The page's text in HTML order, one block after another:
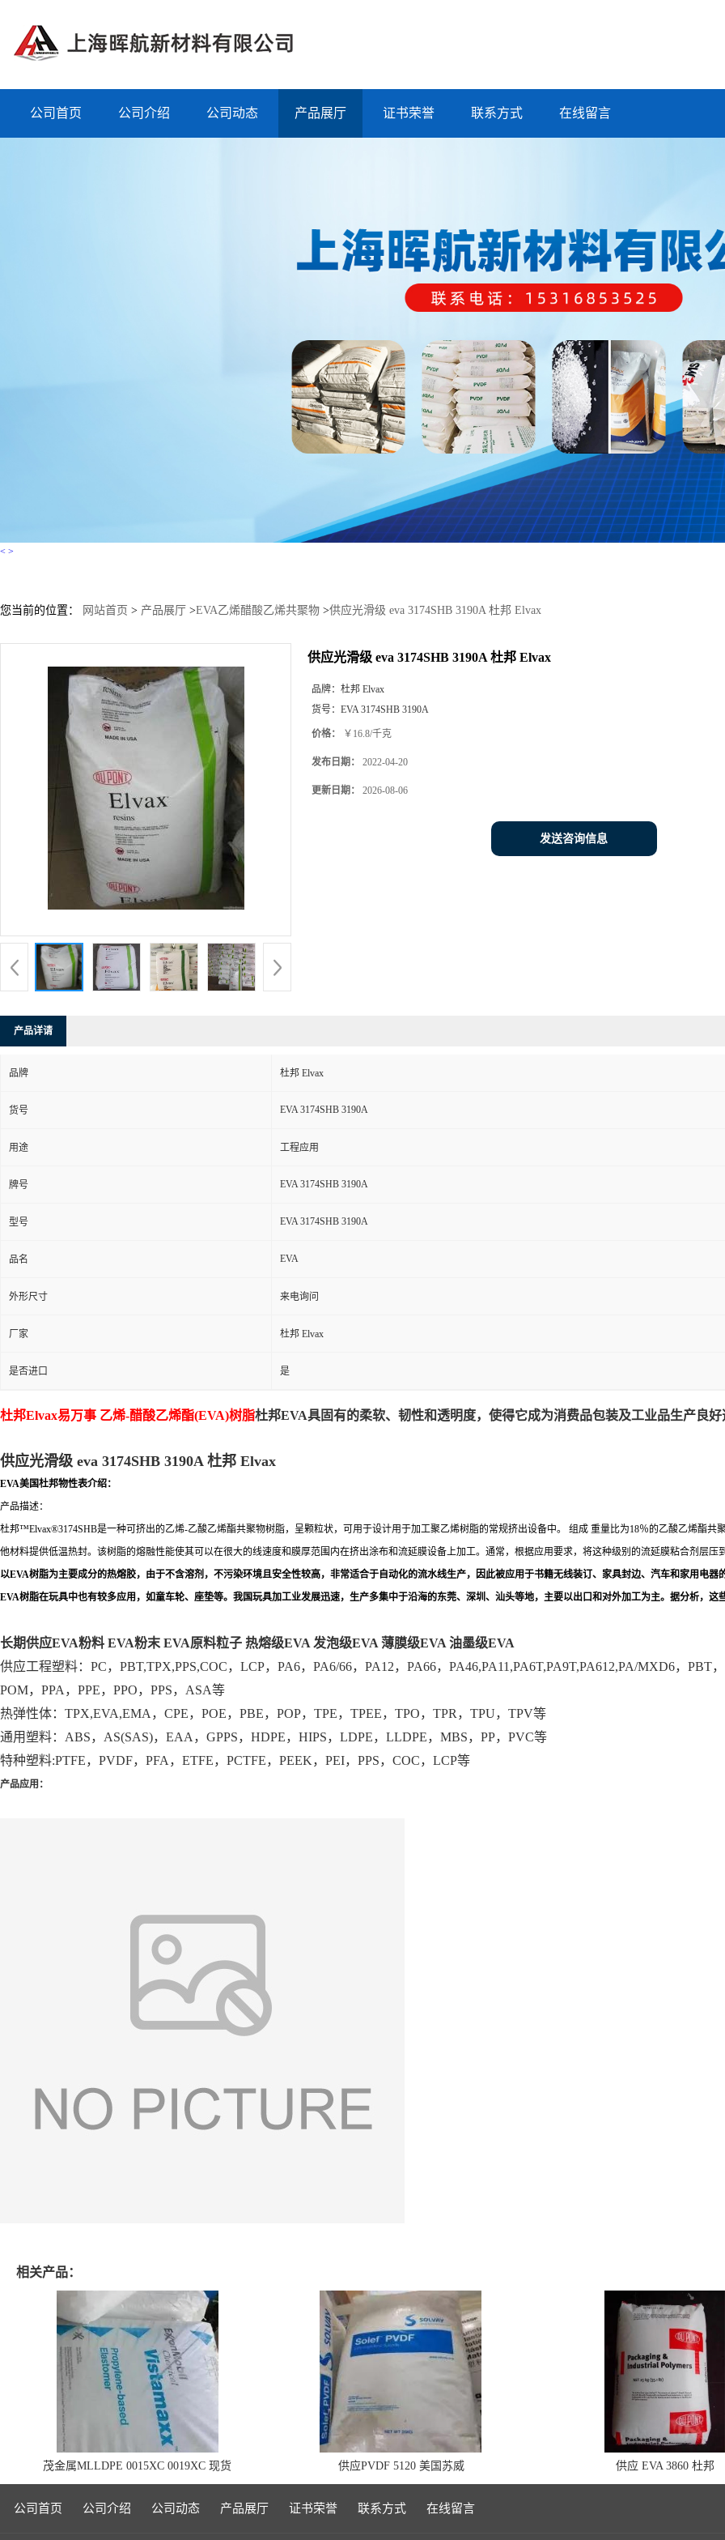
公司首页 公司介绍 公司动态 产品展厅 证书荣誉 联系方式 在线留言
< >
您当前的位置： 网站首页 > 产品展厅 >EVA乙烯醋酸乙烯共聚物 >供应光滑级 eva 3174SHB 3190A 杜邦 Elvax
供应光滑级 eva 3174SHB 3190A 杜邦 Elvax
品牌： 杜邦 Elvax
货号： EVA 3174SHB 3190A
价格： ￥16.8/千克
发布日期： 2022-04-20
更新日期： 2026-08-06
发送咨询信息
产品详请
品牌 杜邦 Elvax
货号 EVA 3174SHB 3190A
用途 工程应用
牌号 EVA 3174SHB 3190A
型号 EVA 3174SHB 3190A
品名 EVA
外形尺寸 来电询问
厂家 杜邦 Elvax
是否进口 是
杜邦Elvax易万事 乙烯-醋酸乙烯酯(EVA)树脂杜邦EVA具固有的柔软、韧性和透明度，使得它成为消费品包装及工业品生产良好
供应光滑级 eva 3174SHB 3190A 杜邦 Elvax
EVA美国杜邦物性表介绍：
产品描述：
杜邦™Elvax®3174SHB是一种可挤出的乙烯-乙酸乙烯酯共聚物树脂，呈颗粒状，可用于设计用于加工聚乙烯树脂的常规挤出设备中。 组成 重量比为18％的乙酸乙烯酯共
他材料提供低温热封。该树脂的熔融性能使其可以在很大的线速度和膜厚范围内在挤出涂布和流延膜设备上加工。通常，根据应用要求，将这种级别的流延膜粘合剂层压
以EVA树脂为主要成分的热熔胶，由于不含溶剂，不污染环境且安全性较高，非常适合于自动化的流水线生产，因此被应用于书籍无线装订、家具封边、汽车和家用电器
EVA树脂在玩具中也有较多应用，如童车轮、座垫等。我国玩具加工业发展迅速，生产多集中于沿海的东莞、深圳、汕头等地，主要以出口和对外加工为主。据分析，这
长期供应EVA粉料 EVA粉末 EVA原料粒子 热熔级EVA 发泡级EVA 薄膜级EVA 油墨级EVA
供应工程塑料：PC，PBT,TPX,PPS,COC，LCP，PA6，PA6/66，PA12，PA66，PA46,PA11,PA6T,PA9T,PA612,PA/MXD6，PBT
POM，PPA，PPE，PPO，PPS，ASA等
热弹性体：TPX,EVA,EMA，CPE，POE，PBE，POP，TPE，TPEE，TPO，TPR，TPU，TPV等
通用塑料：ABS，AS(SAS)，EAA，GPPS，HDPE，HIPS，LDPE，LLDPE，MBS，PP，PVC等
特种塑料:PTFE，PVDF，PFA，ETFE，PCTFE，PEEK，PEI，PPS，COC，LCP等
产品应用：
相关产品：
茂金属MLLDPE 0015XC 0019XC 现货 供应PVDF 5120 美国苏威 供应 EVA 3860 杜邦
公司首页 公司介绍 公司动态 产品展厅 证书荣誉 联系方式 在线留言